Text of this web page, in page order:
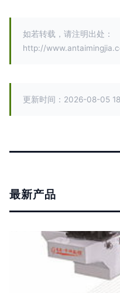
如若转载，请注明出处：
http://
更新时间：2026-08-05
最新产品